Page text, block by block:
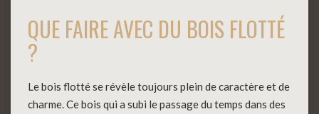
QUE FAIRE AVEC DU BOIS FLOTTÉ
?
Le bois flotté se révèle toujours plein de caractère et de
charme. Ce bois qui a subi le passage du temps dans des